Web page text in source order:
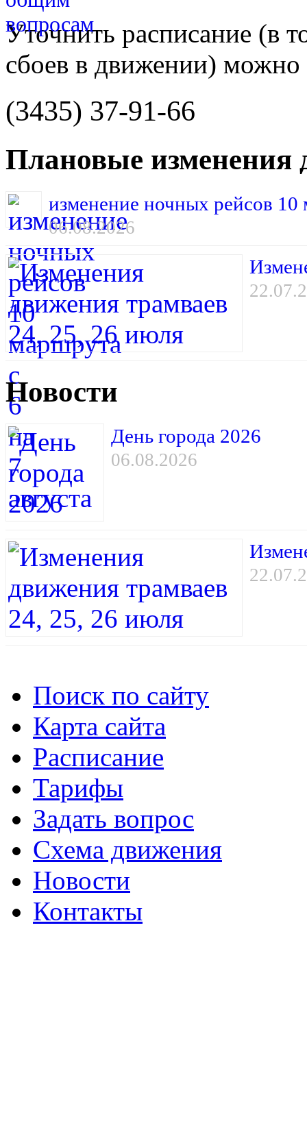
Уточнить расписание (в
сбоев в движении) можно
(3435) 37-91-66
Плановые изменения
изменение ночных рейсов 10
06.08.2026
Новости
День города 2026
06.08.2026
Поиск по сайту
Карта сайта
Расписание
Тарифы
Задать вопрос
Схема движения
Новости
Контакты